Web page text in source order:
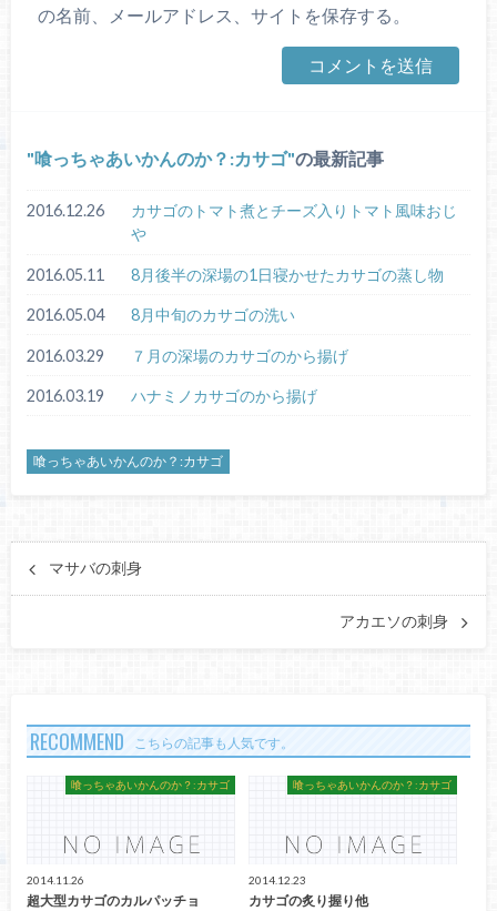
の名前、メールアドレス、サイトを保存する。
喰っちゃあいかんのか？:カサゴ の最新記事
2016.12.26
カサゴのトマト煮とチーズ入りトマト風味おじ
や
2016.05.11 8月後半の深場の1日寝かせたカサゴの蒸し物
2016.05.04 8月中旬のカサゴの洗い
2016.03.29 ７月の深場のカサゴのから揚げ
2016.03.19 ハナミノカサゴのから揚げ
喰っちゃあいかんのか？:カサゴ
マサバの刺身
アカエソの刺身
RECOMMEND こちらの記事も人気です。
喰っちゃあいかんのか？:カサゴ
2014.11.26
超大型カサゴのカルパッチョ
喰っちゃあいかんのか？:カサゴ
2014.12.23
カサゴの炙り握り他